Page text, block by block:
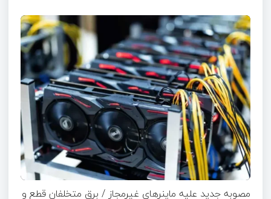
مصوبه جدید علیه ماینرهای غیرمجاز / برق متخلفان قطع و